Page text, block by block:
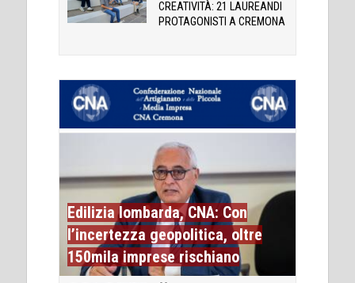
CREATIVITÀ: 21 LAUREANDI
PROTAGONISTI A CREMONA
Edilizia lombarda, CNA: Con
l’incertezza geopolitica, oltre
150mila imprese rischiano